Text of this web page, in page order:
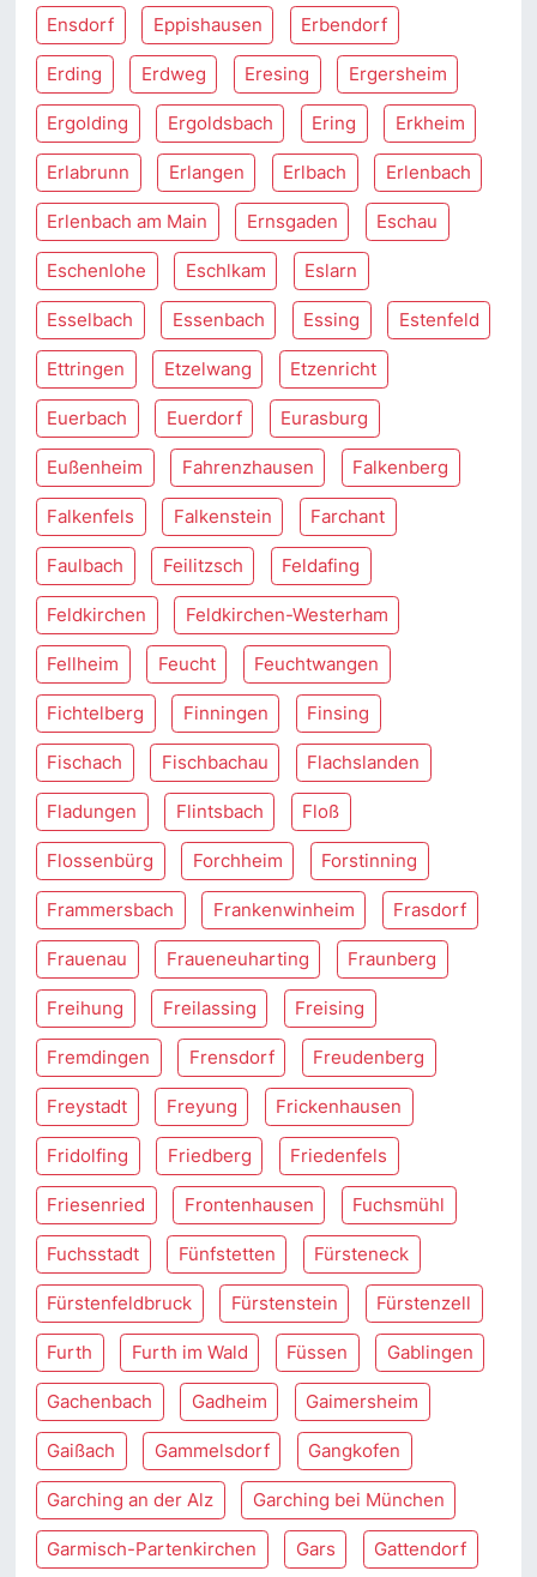
Ensdorf Eppishausen Erbendorf
Erding Erdweg Eresing Ergersheim
Ergolding Ergoldsbach Ering Erkheim
Erlabrunn Erlangen Erlbach Erlenbach
Erlenbach am Main Ernsgaden Eschau
Eschenlohe Eschlkam Eslarn
Esselbach Essenbach Essing Estenfeld
Ettringen Etzelwang Etzenricht
Euerbach Euerdorf Eurasburg
Eußenheim Fahrenzhausen Falkenberg
Falkenfels Falkenstein Farchant
Faulbach Feilitzsch Feldafing
Feldkirchen Feldkirchen-Westerham
Fellheim Feucht Feuchtwangen
Fichtelberg Finningen Finsing
Fischach Fischbachau Flachslanden
Fladungen Flintsbach Floß
Flossenbürg Forchheim Forstinning
Frammersbach Frankenwinheim Frasdorf
Frauenau Fraueneuharting Fraunberg
Freihung Freilassing Freising
Fremdingen Frensdorf Freudenberg
Freystadt Freyung Frickenhausen
Fridolfing Friedberg Friedenfels
Friesenried Frontenhausen Fuchsmühl
Fuchsstadt Fünfstetten Fürsteneck
Fürstenfeldbruck Fürstenstein Fürstenzell
Furth Furth im Wald Füssen Gablingen
Gachenbach Gadheim Gaimersheim
Gaißach Gammelsdorf Gangkofen
Garching an der Alz Garching bei München
Garmisch-Partenkirchen Gars Gattendorf